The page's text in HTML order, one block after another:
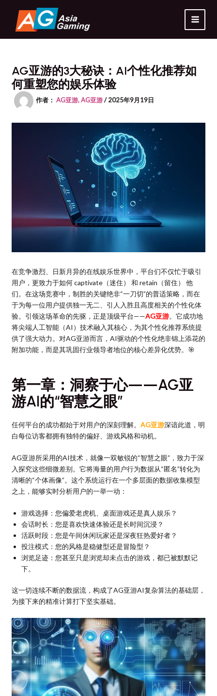
容
AG亚游的3大秘诀：AI个性化推荐如
何重塑您的娱乐体验
作者： AG亚游, AG亚游/2025年9月19日
在竞争激烈、日新月异的在线娱乐世界中，平台们不仅忙于吸引
用户，更致力于如何 captivate（迷住） 和 retain（留住） 他
们。在这场竞赛中，制胜的关键绝非“一刀切”的普适策略，而在
于为每一位用户提供独一无二、引人入胜且高度相关的个性化体
验。引领这场革命的先驱，正是顶级平台——AG亚游。它成功地
将尖端人工智能（AI）技术融入其核心，为其个性化推荐系统提
供了强大动力。对AG亚游而言，AI驱动的个性化绝非锦上添花的
附加功能，而是其巩固行业领导者地位的核心差异化优势。🎯
第一章：洞察于心——AG亚
游AI的“智慧之眼”
任何平台的成功都始于对用户的深刻理解。 AG亚游深谙此道，明
白每位访客都拥有独特的偏好、游戏风格和动机。
AG亚游所采用的AI技术，就像一双敏锐的“智慧之眼”，致力于深
入探究这些细微差别。它将海量的用户行为数据从“匿名”转化为
清晰的“个体画像”。这个系统运行在一个多层面的数据收集模型
之上，能够实时分析用户的一举一动：
游戏选择：您偏爱老虎机、桌面游戏还是真人娱乐？
会话时长：您是喜欢快速体验还是长时间沉浸？
活跃时段：您是午间休闲玩家还是深夜狂热爱好者？
投注模式：您的风格是稳健型还是冒险型？
浏览足迹：您甚至只是浏览却未点击的游戏，都已被默默记
下。
这一切连续不断的数据流，构成了AG亚游AI复杂算法的基础层，
为接下来的精准计算打下坚实基础。